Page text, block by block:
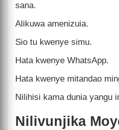
sana.
Alikuwa amenizuia.
Sio tu kwenye simu.
Hata kwenye WhatsApp.
Hata kwenye mitandao
Nilihisi kama dunia yangu
Nilivunjika